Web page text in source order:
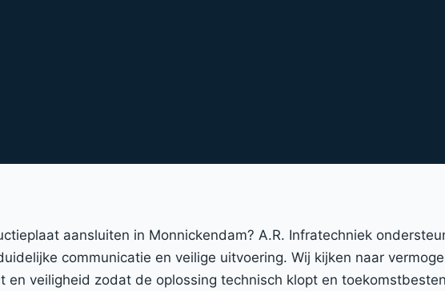
aansluiten in Monnickendam? A.R. Infratechniek
communicatie en veilige uitvoering. Wij kijken naar
en veiligheid zodat de oplossing technisch klopt en